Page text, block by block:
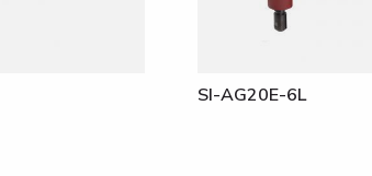
SI-AG20E-6L